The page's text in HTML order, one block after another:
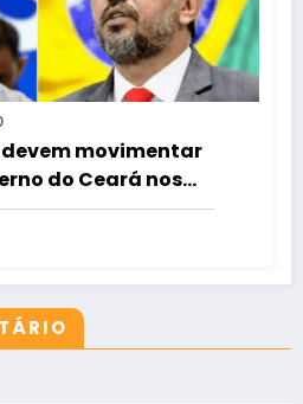
movimentar
do Ceará nos